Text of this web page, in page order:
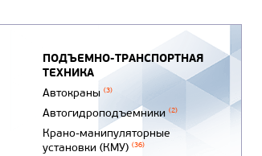
ПОДЪЕМНО-ТРАНСПОРТНАЯ
ТЕХНИКА
Автокраны (3)
Автогидроподъемники (2)
Крано-манипуляторные
установки (КМУ) (36)